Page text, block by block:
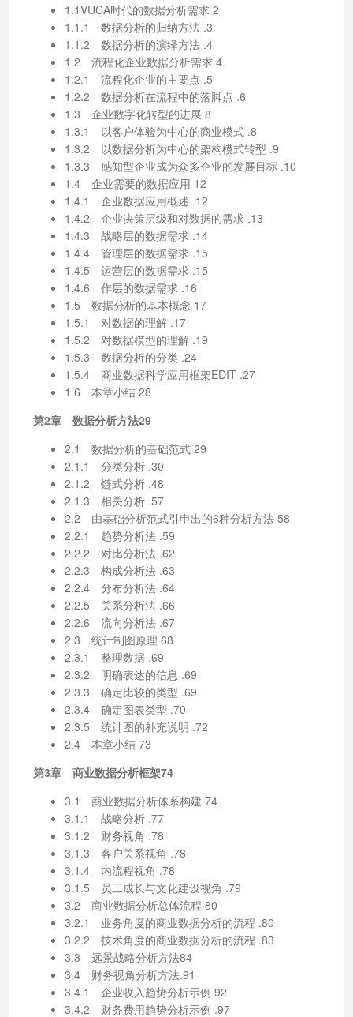
1.1VUCA时代的数据分析需求 2
1.1.1 数据分析的归纳方法 .3
1.1.2 数据分析的演绎方法 .4
1.2 流程化企业数据分析需求 4
1.2.1 流程化企业的主要点 .5
1.2.2 数据分析在流程中的落脚点 .6
1.3 企业数字化转型的进展 8
1.3.1 以客户体验为中心的商业模式 .8
1.3.2 以数据分析为中心的架构模式转型 .9
1.3.3 感知型企业成为众多企业的发展目标 .10
1.4 企业需要的数据应用 12
1.4.1 企业数据应用概述 .12
1.4.2 企业决策层级和对数据的需求 .13
1.4.3 战略层的数据需求 .14
1.4.4 管理层的数据需求 .15
1.4.5 运营层的数据需求 .15
1.4.6 作层的数据需求 .16
1.5 数据分析的基本概念 17
1.5.1 对数据的理解 .17
1.5.2 对数据模型的理解 .19
1.5.3 数据分析的分类 .24
1.5.4 商业数据科学应用框架EDIT .27
1.6 本章小结 28
第2章 数据分析方法29
2.1 数据分析的基础范式 29
2.1.1 分类分析 .30
2.1.2 链式分析 .48
2.1.3 相关分析 .57
2.2 由基础分析范式引申出的6种分析方法 58
2.2.1 趋势分析法 .59
2.2.2 对比分析法 .62
2.2.3 构成分析法 .63
2.2.4 分布分析法 .64
2.2.5 关系分析法 .66
2.2.6 流向分析法 .67
2.3 统计制图原理 68
2.3.1 整理数据 .69
2.3.2 明确表达的信息 .69
2.3.3 确定比较的类型 .69
2.3.4 确定图表类型 .70
2.3.5 统计图的补充说明 .72
2.4 本章小结 73
第3章 商业数据分析框架74
3.1 商业数据分析体系构建 74
3.1.1 战略分析 .77
3.1.2 财务视角 .78
3.1.3 客户关系视角 .78
3.1.4 内流程视角 .78
3.1.5 员工成长与文化建设视角 .79
3.2 商业数据分析总体流程 80
3.2.1 业务角度的商业数据分析的流程 .80
3.2.2 技术角度的商业数据分析的流程 .83
3.3 远景战略分析方法84
3.4 财务视角分析方法.91
3.4.1 企业收入趋势分析示例 92
3.4.2 财务费用趋势分析示例 .97